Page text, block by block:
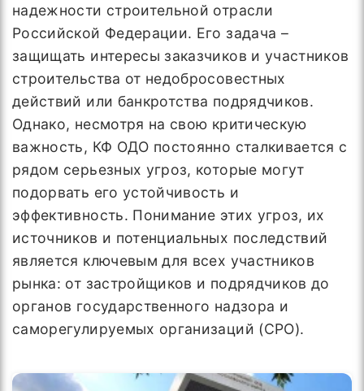
надежности строительной отрасли
Российской Федерации. Его задача –
защищать интересы заказчиков и участников
строительства от недобросовестных
действий или банкротства подрядчиков.
Однако, несмотря на свою критическую
важность, КФ ОДО постоянно сталкивается с
рядом серьезных угроз, которые могут
подорвать его устойчивость и
эффективность. Понимание этих угроз, их
источников и потенциальных последствий
является ключевым для всех участников
рынка: от застройщиков и подрядчиков до
органов государственного надзора и
саморегулируемых организаций (СРО).